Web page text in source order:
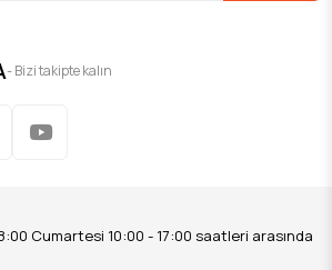
- Bizi takipte kalın
Cumartesi 10:00 - 17:00 saatleri arasında